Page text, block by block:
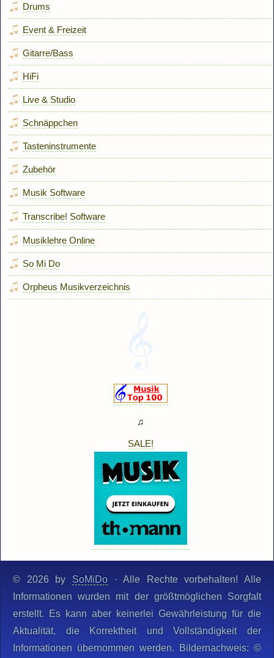
Drums
Event & Freizeit
Gitarre/Bass
HiFi
Live & Studio
Schnäppchen
Tasteninstrumente
Zubehör
Musik Software
Transcribe! Software
Musiklehre Online
So Mi Do
Orpheus Musikverzeichnis
♫
SALE!
© 2026 by SoMiDo· Alle Rechte vorbehalten! Alle
Informationen wurden mit der größtmöglichen Sorgfalt
erstellt. Es kann aber keinerlei Gewährleistung für die
Aktualität, die Korrektheit und Vollständigkeit der
Informationen übernommen werden. Bildernachweis: ©